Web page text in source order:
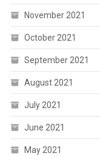
November 2021
October 2021
September 2021
August 2021
July 2021
June 2021
May 2021